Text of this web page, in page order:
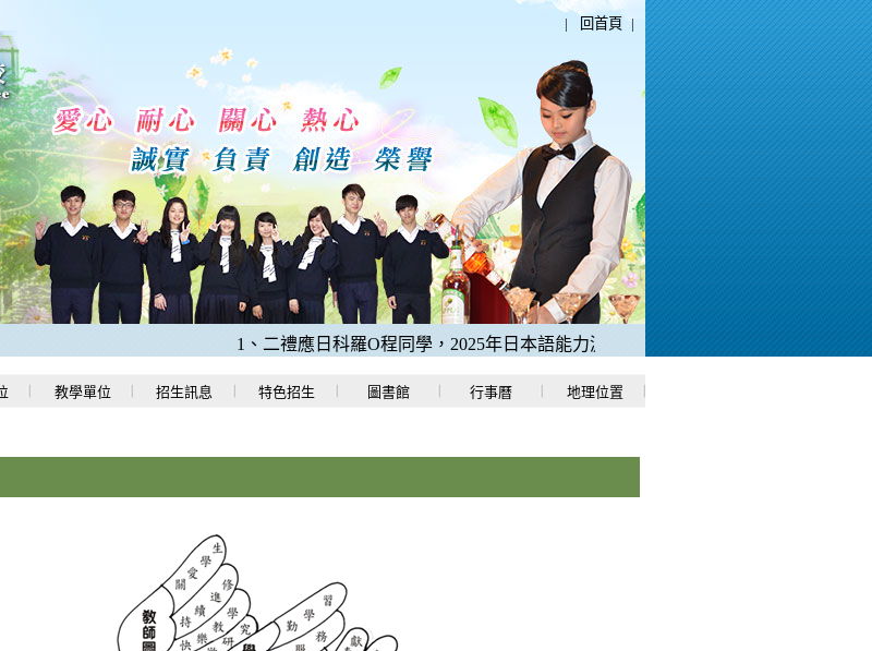
| 回首頁 |
1、二禮應日科羅O程同學，2025年日本語能力測驗「N1中考取滿分180分」。
教學單位 招生訊息 特色招生 圖書館 行事曆 地理位置